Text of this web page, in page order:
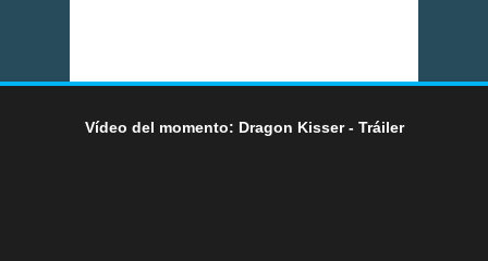
Vídeo del momento: Dragon Kisser - Tráiler